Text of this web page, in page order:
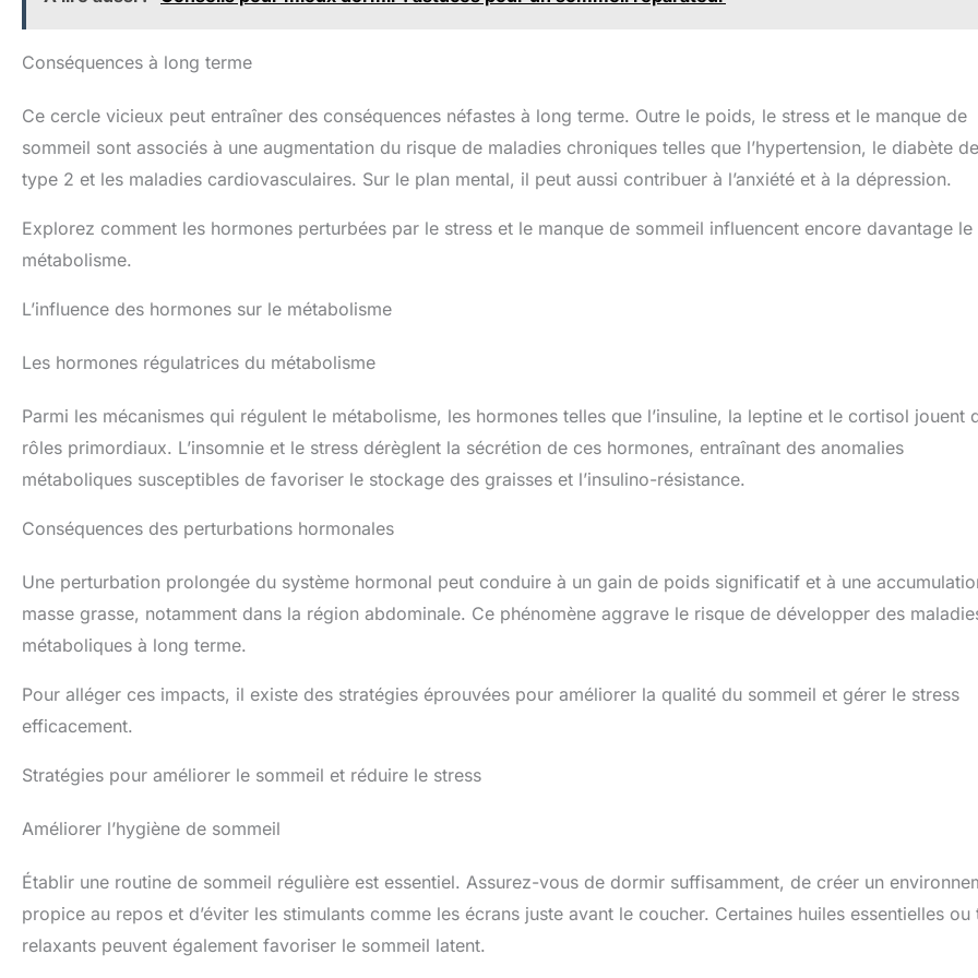
Conséquences à long terme
Ce cercle vicieux peut entraîner des conséquences néfastes à long terme. Outre le poids, le stress et le manque de
sommeil sont associés à une augmentation du risque de maladies chroniques telles que l’hypertension, le diabète de
type 2 et les maladies cardiovasculaires. Sur le plan mental, il peut aussi contribuer à l’anxiété et à la dépression.
Explorez comment les hormones perturbées par le stress et le manque de sommeil influencent encore davantage le
métabolisme.
L’influence des hormones sur le métabolisme
Les hormones régulatrices du métabolisme
Parmi les mécanismes qui régulent le métabolisme, les hormones telles que l’insuline, la leptine et le cortisol jouent
rôles primordiaux. L’insomnie et le stress dérèglent la sécrétion de ces hormones, entraînant des anomalies
métaboliques susceptibles de favoriser le stockage des graisses et l’insulino-résistance.
Conséquences des perturbations hormonales
Une perturbation prolongée du système hormonal peut conduire à un gain de poids significatif et à une
masse grasse, notamment dans la région abdominale. Ce phénomène aggrave le risque de développer des
métaboliques à long terme.
Pour alléger ces impacts, il existe des stratégies éprouvées pour améliorer la qualité du sommeil et gérer le stress
efficacement.
Stratégies pour améliorer le sommeil et réduire le stress
Améliorer l’hygiène de sommeil
Établir une routine de sommeil régulière est essentiel. Assurez-vous de dormir suffisamment, de créer un
propice au repos et d’éviter les stimulants comme les écrans juste avant le coucher. Certaines huiles essentielles ou
relaxants peuvent également favoriser le sommeil latent.